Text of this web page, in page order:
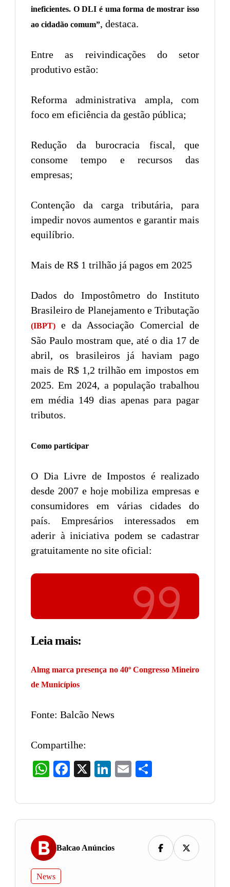
ineficientes. O DLI é uma forma de mostrar isso
ao cidadão comum”, destaca.
Entre as reivindicações do setor
produtivo estão:
Reforma administrativa ampla, com
foco em eficiência da gestão pública;
Redução da burocracia fiscal, que
consome tempo e recursos das
empresas;
Contenção da carga tributária, para
impedir novos aumentos e garantir mais
equilíbrio.
Mais de R$ 1 trilhão já pagos em 2025
Dados do Impostômetro do Instituto
Brasileiro de Planejamento e Tributação
(IBPT)
e da Associação Comercial de
São Paulo mostram que, até o dia 17 de
abril, os brasileiros já haviam pago
mais de R$ 1,2 trilhão em impostos em
2025. Em 2024, a população trabalhou
em média 149 dias apenas para pagar
tributos.
Como participar
O Dia Livre de Impostos é realizado
desde 2007 e hoje mobiliza empresas e
consumidores em várias cidades do
país. Empresários interessados em
aderir à iniciativa podem se cadastrar
gratuitamente no site oficial:
Leia mais:
Almg marca presença no 40º Congresso Mineiro
de Municípios
Fonte: Balcão News
Compartilhe:
WhatsAppFacebook LinkedIn
Email
Balcao Anúncios
News